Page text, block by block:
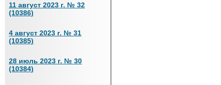
11 август 2023 г. № 32
(10386)
4 август 2023 г. № 31
(10385)
28 июль 2023 г. № 30
(10384)